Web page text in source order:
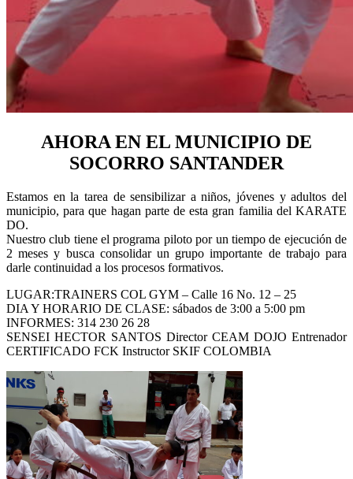
AHORA EN EL MUNICIPIO DE
SOCORRO SANTANDER
Estamos en la tarea de sensibilizar a niños, jóvenes y adultos del
municipio, para que hagan parte de esta gran familia del KARATE
DO.
Nuestro club tiene el programa piloto por un tiempo de ejecución de
2 meses y busca consolidar un grupo importante de trabajo para
darle continuidad a los procesos formativos.
LUGAR:TRAINERS COL GYM – Calle 16 No. 12 – 25
DIA Y HORARIO DE CLASE: sábados de 3:00 a 5:00 pm
INFORMES: 314 230 26 28
SENSEI HECTOR SANTOS Director CEAM DOJO Entrenador
CERTIFICADO FCK Instructor SKIF COLOMBIA